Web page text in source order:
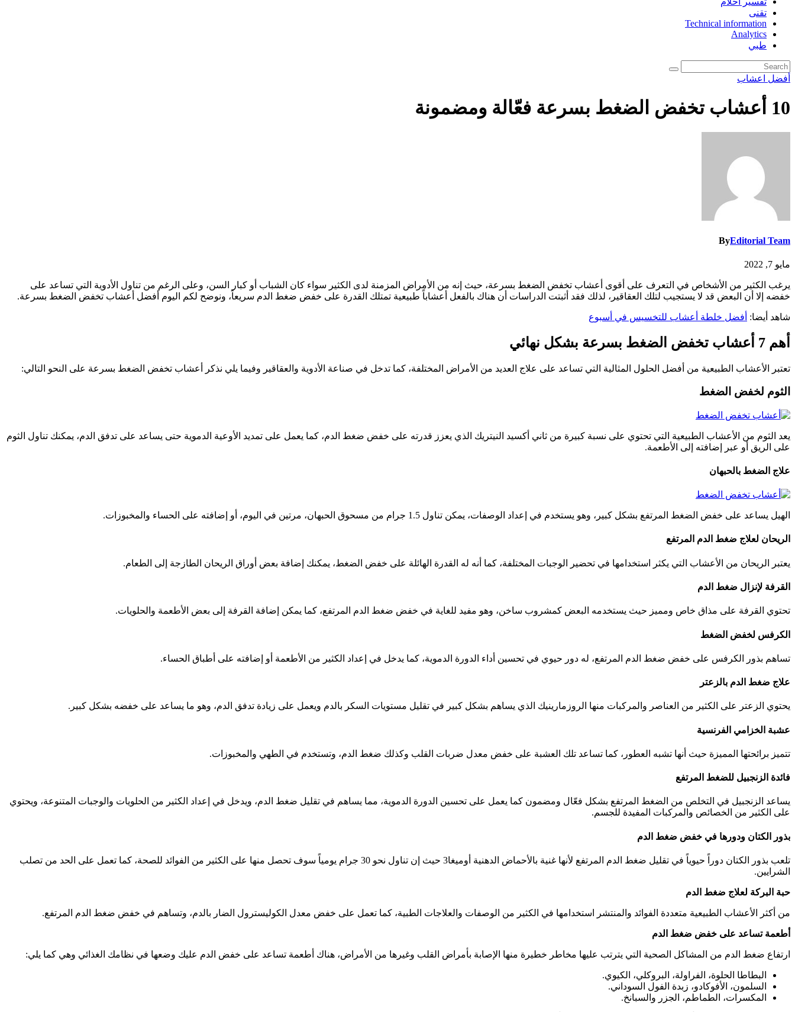
تقنى
Technical information
Analytics
طبي
أفضل اعشاب
10 أعشاب تخفض الضغط بسرعة فعّالة ومضمونة
ByEditorial Team
مايو 7, 2022
يرغب الكثير من الأشخاص في التعرف على أقوى أعشاب تخفض الضغط بسرعة، حيث إنه من الأمراض المزمنة لدى الكثير سواء كان الشباب أو كبار السن، وعلى الرغم من تناول الأدوية التي تساعد على
خفضه إلا أن البعض قد لا يستجيب لتلك العقاقير، لذلك فقد أثبتت الدراسات أن هناك بالفعل أعشاباً طبيعية تمتلك القدرة على خفض ضغط الدم سريعاً، ونوضح لكم اليوم أفضل أعشاب تخفض الضغط بسرعة.
شاهد أيضا: أفضل خلطة أعشاب للتخسيس في أسبوع
أهم 7 أعشاب تخفض الضغط بسرعة بشكل نهائي
تعتبر الأعشاب الطبيعية من أفضل الحلول المثالية التي تساعد على علاج العديد من الأمراض المختلفة، كما تدخل في صناعة الأدوية والعقاقير وفيما يلي نذكر أعشاب تخفض الضغط بسرعة على النحو التالي:
الثوم لخفض الضغط
يعد الثوم من الأعشاب الطبيعية التي تحتوي على نسبة كبيرة من ثاني أكسيد النيتريك الذي يعزز قدرته على خفض ضغط الدم، كما يعمل على تمديد الأوعية الدموية حتى يساعد على تدفق الدم، يمكنك تناول الثوم
على الريق أو عبر إضافته إلى الأطعمة.
علاج الضغط بالحبهان
الهيل يساعد على خفض الضغط المرتفع بشكل كبير، وهو يستخدم في إعداد الوصفات، يمكن تناول 1.5 جرام من مسحوق الحبهان، مرتين في اليوم، أو إضافته على الحساء والمخبوزات.
الريحان لعلاج ضغط الدم المرتفع
يعتبر الريحان من الأعشاب التي يكثر استخدامها في تحضير الوجبات المختلفة، كما أنه له القدرة الهائلة على خفض الضغط، يمكنك إضافة بعض أوراق الريحان الطازجة إلى الطعام.
القرفة لإنزال ضغط الدم
تحتوي القرفة على مذاق خاص ومميز حيث يستخدمه البعض كمشروب ساخن، وهو مفيد للغاية في خفض ضغط الدم المرتفع، كما يمكن إضافة القرفة إلى بعض الأطعمة والحلويات.
الكرفس لخفض الضغط
تساهم بذور الكرفس على خفض ضغط الدم المرتفع، له دور حيوي في تحسين أداء الدورة الدموية، كما يدخل في إعداد الكثير من الأطعمة أو إضافته على أطباق الحساء.
علاج ضغط الدم بالزعتر
يحتوي الزعتر على الكثير من العناصر والمركبات منها الروزمارينيك الذي يساهم بشكل كبير في تقليل مستويات السكر بالدم ويعمل على زيادة تدفق الدم، وهو ما يساعد على خفضه بشكل كبير.
عشبة الخزامي الفرنسية
تتميز برائحتها المميزة حيث أنها تشبه العطور، كما تساعد تلك العشبة على خفض معدل ضربات القلب وكذلك ضغط الدم، وتستخدم في الطهي والمخبوزات.
فائدة الزنجبيل للضغط المرتفع
يساعد الزنجبيل في التخلص من الضغط المرتفع بشكل فعّال ومضمون كما يعمل على تحسين الدورة الدموية، مما يساهم في تقليل ضغط الدم، ويدخل في إعداد الكثير من الحلويات والوجبات المتنوعة، ويحتوي
على الكثير من الخصائص والمركبات المفيدة للجسم.
بذور الكتان ودورها في خفض ضغط الدم
تلعب بذور الكتان دوراً حيوياً في تقليل ضغط الدم المرتفع لأنها غنية بالأحماض الدهنية أوميغا3 حيث إن تناول نحو 30 جرام يومياً سوف تحصل منها على الكثير من الفوائد للصحة، كما تعمل على الحد من تصلب
الشرايين.
حبة البركة لعلاج ضغط الدم
من أكثر الأعشاب الطبيعية متعددة الفوائد والمنتشر استخدامها في الكثير من الوصفات والعلاجات الطبية، كما تعمل على خفض معدل الكوليسترول الضار بالدم، وتساهم في خفض ضغط الدم المرتفع.
أطعمة تساعد على خفض ضغط الدم
ارتفاع ضغط الدم من المشاكل الصحية التي يترتب عليها مخاطر خطيرة منها الإصابة بأمراض القلب وغيرها من الأمراض، هناك أطعمة تساعد على خفض الدم عليك وضعها في نظامك الغذائي وهي كما يلي:
البطاطا الحلوة، الفراولة، البروكلي، الكيوي.
السلمون، الأفوكادو، زبدة الفول السوداني.
المكسرات، الطماطم، الجزر والسبانخ.